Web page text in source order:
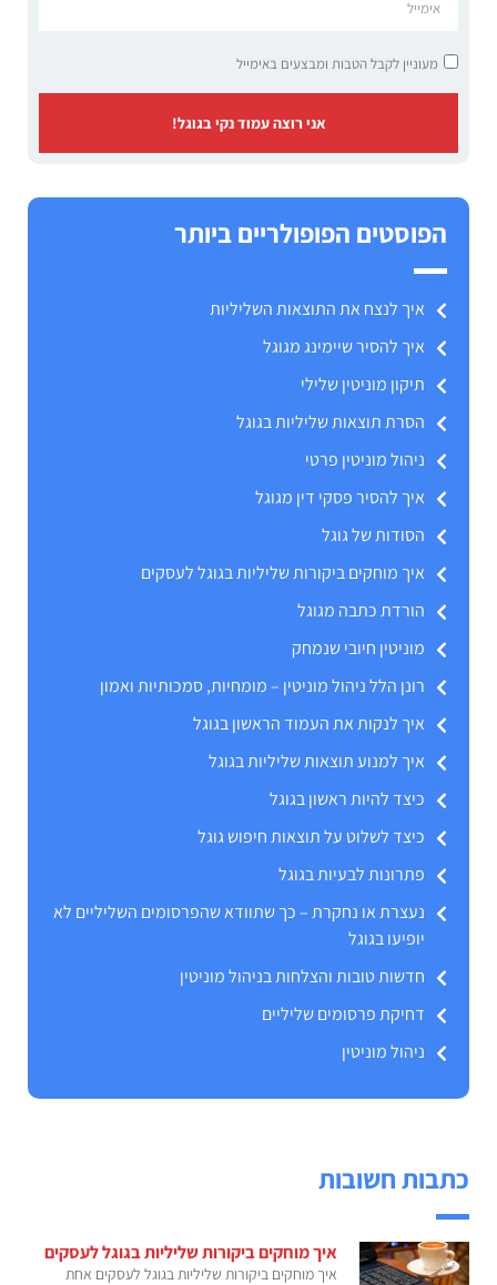
מעוניין לקבל הטבות ומבצעים באימייל
אני רוצה עמוד נקי בגוגל!
הפוסטים הפופולריים ביותר
איך לנצח את התוצאות השליליות
איך להסיר שיימינג מגוגל
תיקון מוניטין שלילי
הסרת תוצאות שליליות בגוגל
ניהול מוניטין פרטי
איך להסיר פסקי דין מגוגל
הסודות של גוגל
איך מוחקים ביקורות שליליות בגוגל לעסקים
הורדת כתבה מגוגל
מוניטין חיובי שנמחק
רונן הלל ניהול מוניטין – מומחיות, סמכותיות ואמון
איך לנקות את העמוד הראשון בגוגל
איך למנוע תוצאות שליליות בגוגל
כיצד להיות ראשון בגוגל
כיצד לשלוט על תוצאות חיפוש גוגל
פתרונות לבעיות בגוגל
נעצרת או נחקרת – כך שתוודא שהפרסומים השליליים לא
יופיעו בגוגל
חדשות טובות והצלחות בניהול מוניטין
דחיקת פרסומים שליליים
ניהול מוניטין
כתבות חשובות
איך מוחקים ביקורות שליליות בגוגל לעסקים
איך מוחקים ביקורות שליליות בגוגל לעסקים אחת